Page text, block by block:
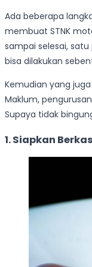
Ada beberapa
membuat STNK
sampai selesai,
bisa dilakukan
Kemudian yang
Maklum,
Supaya tidak
1. Siapkan